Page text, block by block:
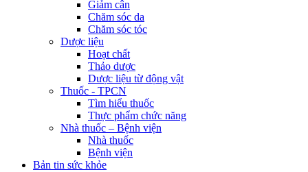
Giảm cân
Chăm sóc da
Chăm sóc tóc
Dược liệu
Hoạt chất
Thảo dược
Dược liệu từ động vật
Thuốc - TPCN
Tìm hiểu thuốc
Thực phẩm chức năng
Nhà thuốc – Bệnh viện
Nhà thuốc
Bệnh viện
Bản tin sức khỏe